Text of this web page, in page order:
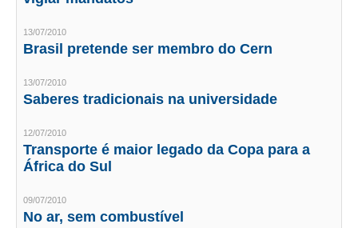
GUIA DAS ENGENHARIAS
CONTATO
CURSOS
SEESP EDUCAÇÃO
BENEFÍCIOS
13/07/2010
Brasil pretende ser membro do Cern
13/07/2010
Saberes tradicionais na universidade
12/07/2010
Transporte é maior legado da Copa para a
África do Sul
09/07/2010
No ar, sem combustível